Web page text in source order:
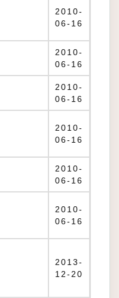
2010-
06-16
2010-
06-16
2010-
06-16
2010-
06-16
2010-
06-16
2010-
06-16
2013-
12-20